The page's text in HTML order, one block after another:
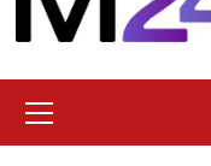
primario